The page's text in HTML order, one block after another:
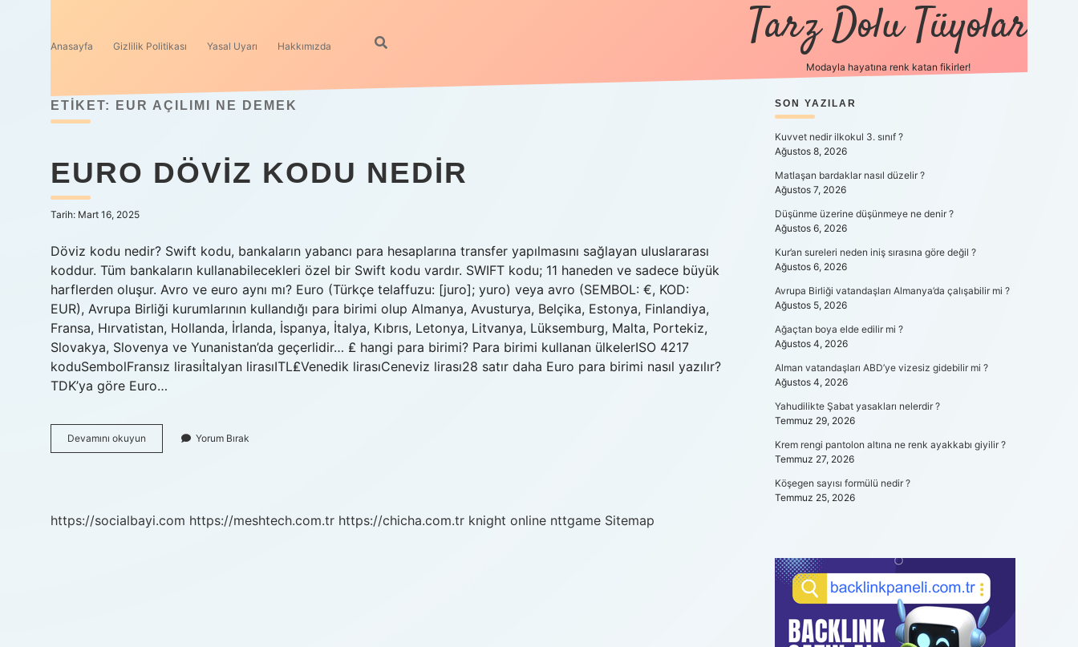
Anasayfa Gizlilik Politikası Yasal Uyarı Hakkımızda Tarz Dolu Tüyolar
Modayla hayatına renk katan fikirler!
ETIKET: EUR AÇILIMI NE DEMEK
EURO DÖVIZ KODU NEDIR
Tarih: Mart 16, 2025
Döviz kodu nedir? Swift kodu, bankaların yabancı para hesaplarına transfer yapılmasını sağlayan uluslararası
koddur. Tüm bankaların kullanabilecekleri özel bir Swift kodu vardır. SWIFT kodu; 11 haneden ve sadece büyük
harflerden oluşur. Avro ve euro aynı mı? Euro (Türkçe telaffuzu: [juro]; yuro) veya avro (SEMBOL: €, KOD:
EUR), Avrupa Birliği kurumlarının kullandığı para birimi olup Almanya, Avusturya, Belçika, Estonya, Finlandiya,
Fransa, Hırvatistan, Hollanda, İrlanda, İspanya, İtalya, Kıbrıs, Letonya, Litvanya, Lüksemburg, Malta, Portekiz,
Slovakya, Slovenya ve Yunanistan’da geçerlidir… ₤ hangi para birimi? Para birimi kullanan ülkelerISO 4217
koduSembolFransız lirasıİtalyan lirasıITL₤Venedik lirasıCeneviz lirası28 satır daha Euro para birimi nasıl yazılır?
TDK’ya göre Euro…
Devamını okuyun
Döviz
Yorum Bırak
https://socialbayi.com https://meshtech.com.tr https://chicha.com.tr knight online nttgame Sitemap
SIDEBAR
SON YAZILAR
Kuvvet nedir ilkokul 3. sınıf ?
Ağustos 8, 2026
Matlaşan bardaklar nasıl düzelir ?
Ağustos 7, 2026
Düşünme üzerine düşünmeye ne denir ?
Ağustos 6, 2026
Kur’an sureleri neden iniş sırasına göre değil ?
Ağustos 6, 2026
Avrupa Birliği vatandaşları Almanya’da çalışabilir mi ?
Ağustos 5, 2026
Ağaçtan boya elde edilir mi ?
Ağustos 4, 2026
Alman vatandaşları ABD’ye vizesiz gidebilir mi ?
Ağustos 4, 2026
Yahudilikte Şabat yasakları nelerdir ?
Temmuz 29, 2026
Krem rengi pantolon altına ne renk ayakkabı giyilir ?
Temmuz 27, 2026
Köşegen sayısı formülü nedir ?
Temmuz 25, 2026